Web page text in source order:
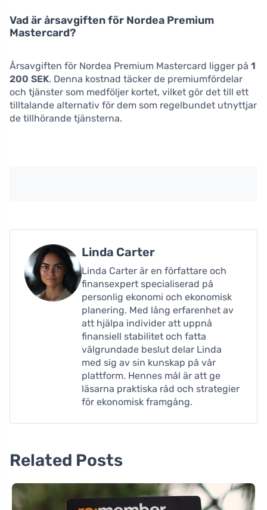
Vad är årsavgiften för Nordea Premium
Mastercard?
Årsavgiften för Nordea Premium Mastercard ligger på 1
200 SEK. Denna kostnad täcker de premiumfördelar
och tjänster som medföljer kortet, vilket gör det till ett
tilltalande alternativ för dem som regelbundet utnyttjar
de tillhörande tjänsterna.
Linda Carter
Linda Carter är en författare och
finansexpert specialiserad på
personlig ekonomi och ekonomisk
planering. Med lång erfarenhet av
att hjälpa individer att uppnå
finansiell stabilitet och fatta
välgrundade beslut delar Linda
med sig av sin kunskap på vår
plattform. Hennes mål är att ge
läsarna praktiska råd och strategier
för ekonomisk framgång.
Related Posts